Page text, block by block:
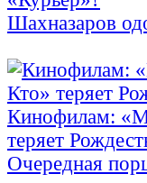
Шахназаров
Кинофилам:
теряет
Очередная